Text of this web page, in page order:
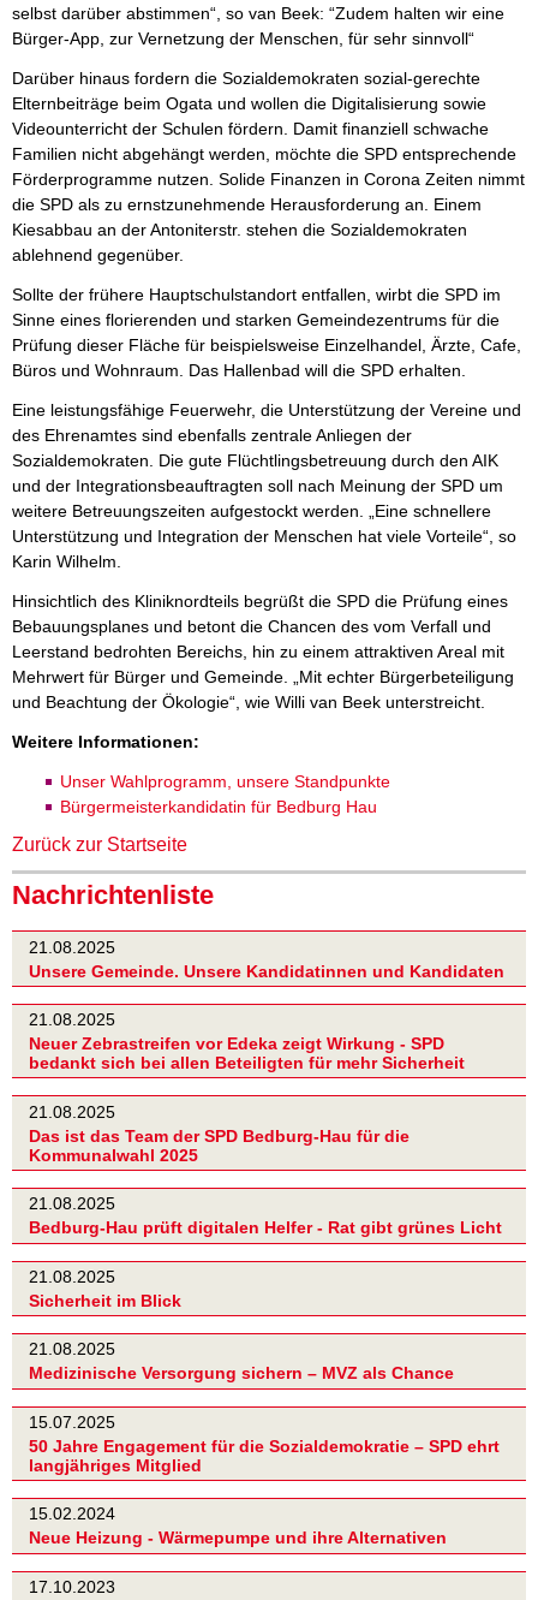
selbst darüber abstimmen“, so van Beek: “Zudem halten wir eine
Bürger-App, zur Vernetzung der Menschen, für sehr sinnvoll“
Darüber hinaus fordern die Sozialdemokraten sozial-gerechte
Elternbeiträge beim Ogata und wollen die Digitalisierung sowie
Videounterricht der Schulen fördern. Damit finanziell schwache
Familien nicht abgehängt werden, möchte die SPD entsprechende
Förderprogramme nutzen. Solide Finanzen in Corona Zeiten nimmt
die SPD als zu ernstzunehmende Herausforderung an. Einem
Kiesabbau an der Antoniterstr. stehen die Sozialdemokraten
ablehnend gegenüber.
Sollte der frühere Hauptschulstandort entfallen, wirbt die SPD im
Sinne eines florierenden und starken Gemeindezentrums für die
Prüfung dieser Fläche für beispielsweise Einzelhandel, Ärzte, Cafe,
Büros und Wohnraum. Das Hallenbad will die SPD erhalten.
Eine leistungsfähige Feuerwehr, die Unterstützung der Vereine und
des Ehrenamtes sind ebenfalls zentrale Anliegen der
Sozialdemokraten. Die gute Flüchtlingsbetreuung durch den AIK
und der Integrationsbeauftragten soll nach Meinung der SPD um
weitere Betreuungszeiten aufgestockt werden. „Eine schnellere
Unterstützung und Integration der Menschen hat viele Vorteile“, so
Karin Wilhelm.
Hinsichtlich des Kliniknordteils begrüßt die SPD die Prüfung eines
Bebauungsplanes und betont die Chancen des vom Verfall und
Leerstand bedrohten Bereichs, hin zu einem attraktiven Areal mit
Mehrwert für Bürger und Gemeinde. „Mit echter Bürgerbeteiligung
und Beachtung der Ökologie“, wie Willi van Beek unterstreicht.
Weitere Informationen:
Unser Wahlprogramm, unsere Standpunkte
Bürgermeisterkandidatin für Bedburg Hau
Zurück zur Startseite
Nachrichtenliste
21.08.2025
Unsere Gemeinde. Unsere Kandidatinnen und Kandidaten
21.08.2025
Neuer Zebrastreifen vor Edeka zeigt Wirkung - SPD
bedankt sich bei allen Beteiligten für mehr Sicherheit
21.08.2025
Das ist das Team der SPD Bedburg-Hau für die
Kommunalwahl 2025
21.08.2025
Bedburg-Hau prüft digitalen Helfer - Rat gibt grünes Licht
21.08.2025
Sicherheit im Blick
21.08.2025
Medizinische Versorgung sichern – MVZ als Chance
15.07.2025
50 Jahre Engagement für die Sozialdemokratie – SPD ehrt
langjähriges Mitglied
15.02.2024
Neue Heizung - Wärmepumpe und ihre Alternativen
17.10.2023